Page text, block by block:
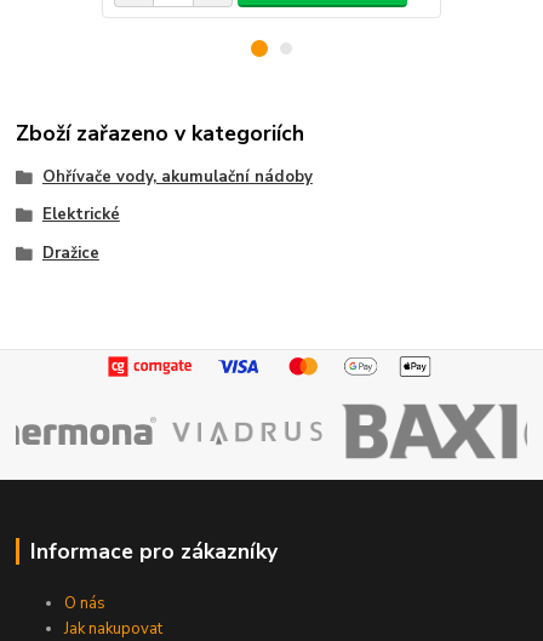
Zboží zařazeno v kategoriích
Ohřívače vody, akumulační nádoby
Elektrické
Dražice
Informace pro zákazníky
O nás
Jak nakupovat